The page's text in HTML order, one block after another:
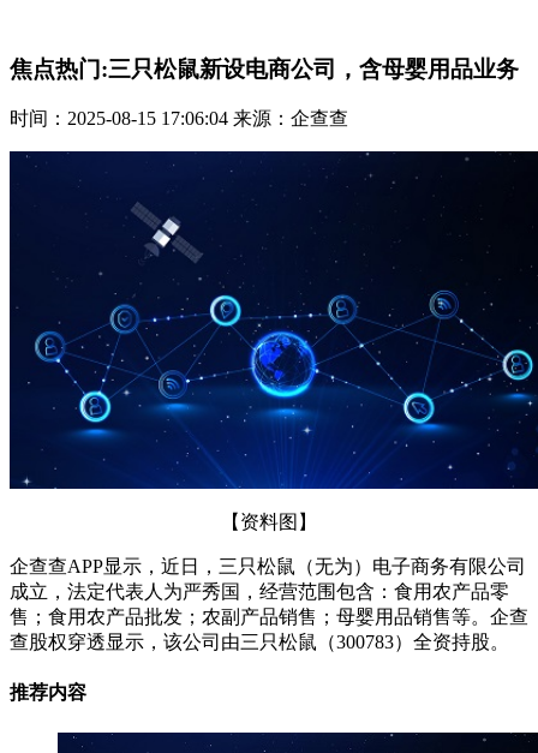
焦点热门:三只松鼠新设电商公司，含母婴用品业务
时间：2025-08-15 17:06:04 来源：企查查
【资料图】
企查查APP显示，近日，三只松鼠（无为）电子商务有限公司
成立，法定代表人为严秀国，经营范围包含：食用农产品零
售；食用农产品批发；农副产品销售；母婴用品销售等。企查
查股权穿透显示，该公司由三只松鼠（300783）全资持股。
推荐内容